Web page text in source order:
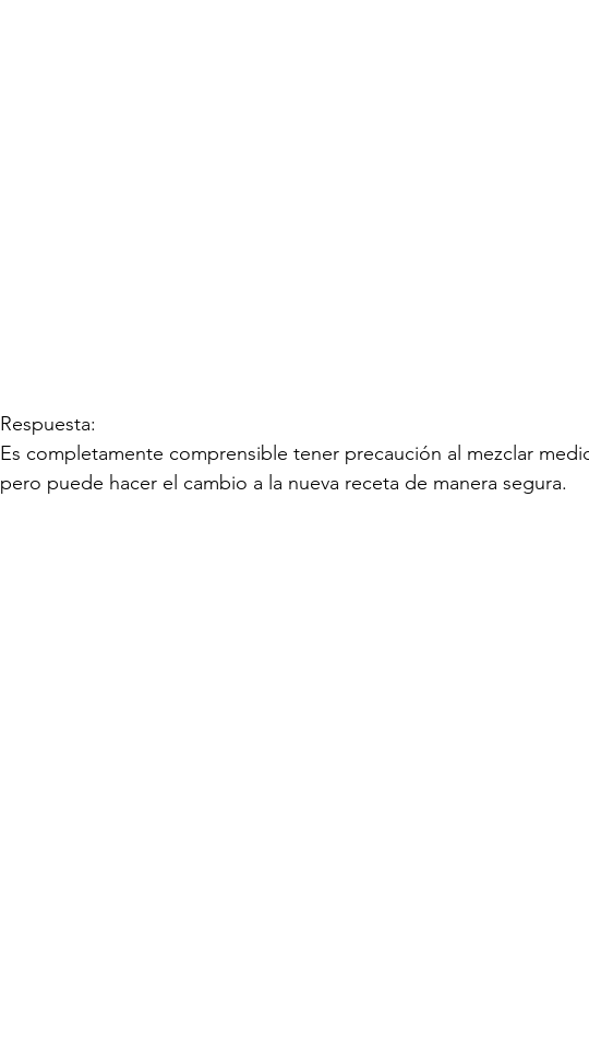
Respuesta:
Es completamente comprensible tener precaución al mezclar
pero puede hacer el cambio a la nueva receta de manera segura.